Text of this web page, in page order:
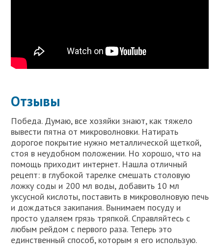
Отзывы
Победа. Думаю, все хозяйки знают, как тяжело
вывести пятна от микроволновки. Натирать
дорогое покрытие нужно металлической щеткой,
стоя в неудобном положении. Но хорошо, что на
помощь приходит интернет. Нашла отличный
рецепт: в глубокой тарелке смешать столовую
ложку соды и 200 мл воды, добавить 10 мл
уксусной кислоты, поставить в микроволновую печь
и дождаться закипания. Вынимаем посуду и
просто удаляем грязь тряпкой. Справляйтесь с
любым рейдом с первого раза. Теперь это
единственный способ, которым я его использую.